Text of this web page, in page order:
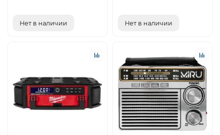
Нет в наличии Нет в наличии